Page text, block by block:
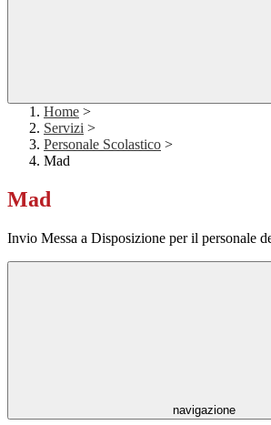
Home >
Servizi >
Personale Scolastico >
Mad
Mad
Invio Messa a Disposizione per il personale
navigazione